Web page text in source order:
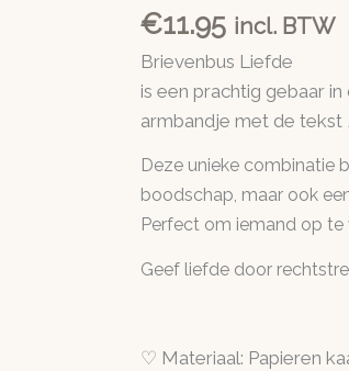
€11.95 incl. BTW
Brievenbus Liefde
is een prachtig gebaar
armbandje met de tekst
Deze unieke combinatie
boodschap, maar ook
Perfect om iemand op
Geef liefde door
♡ Materiaal: Papieren